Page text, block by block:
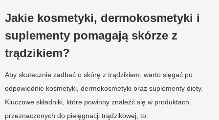
Jakie kosmetyki, dermokosmetyki i
suplementy pomagają skórze z
trądzikiem?
Aby skutecznie zadbać o skórę z trądzikiem, warto sięgać po
odpowiednie kosmetyki, dermokosmetyki oraz suplementy diety.
Kluczowe składniki, które powinny znaleźć się w produktach
przeznaczonych do pielęgnacji trądzikowej, to: